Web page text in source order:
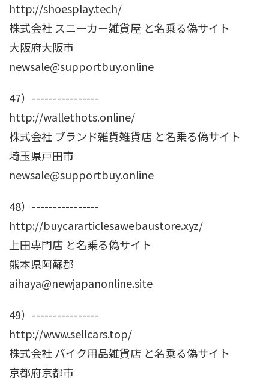
http://shoesplay.tech/
株式会社 スニーカー雑貨屋 と名乗る偽サイト
大阪府大阪市
newsale@supportbuy.online
47）----------------
http://wallethots.online/
株式会社 ブランド雑貨雑貨店 と名乗る偽サイト
埼玉県戸田市
newsale@supportbuy.online
48）----------------
http://buycararticlesawebaustore.xyz/
上田専門店 と名乗る偽サイト
熊本県阿蘇郡
aihaya@newjapanonline.site
49）----------------
http://www.sellcars.top/
株式会社 バイク用品雑貨店 と名乗る偽サイト
京都府京都市